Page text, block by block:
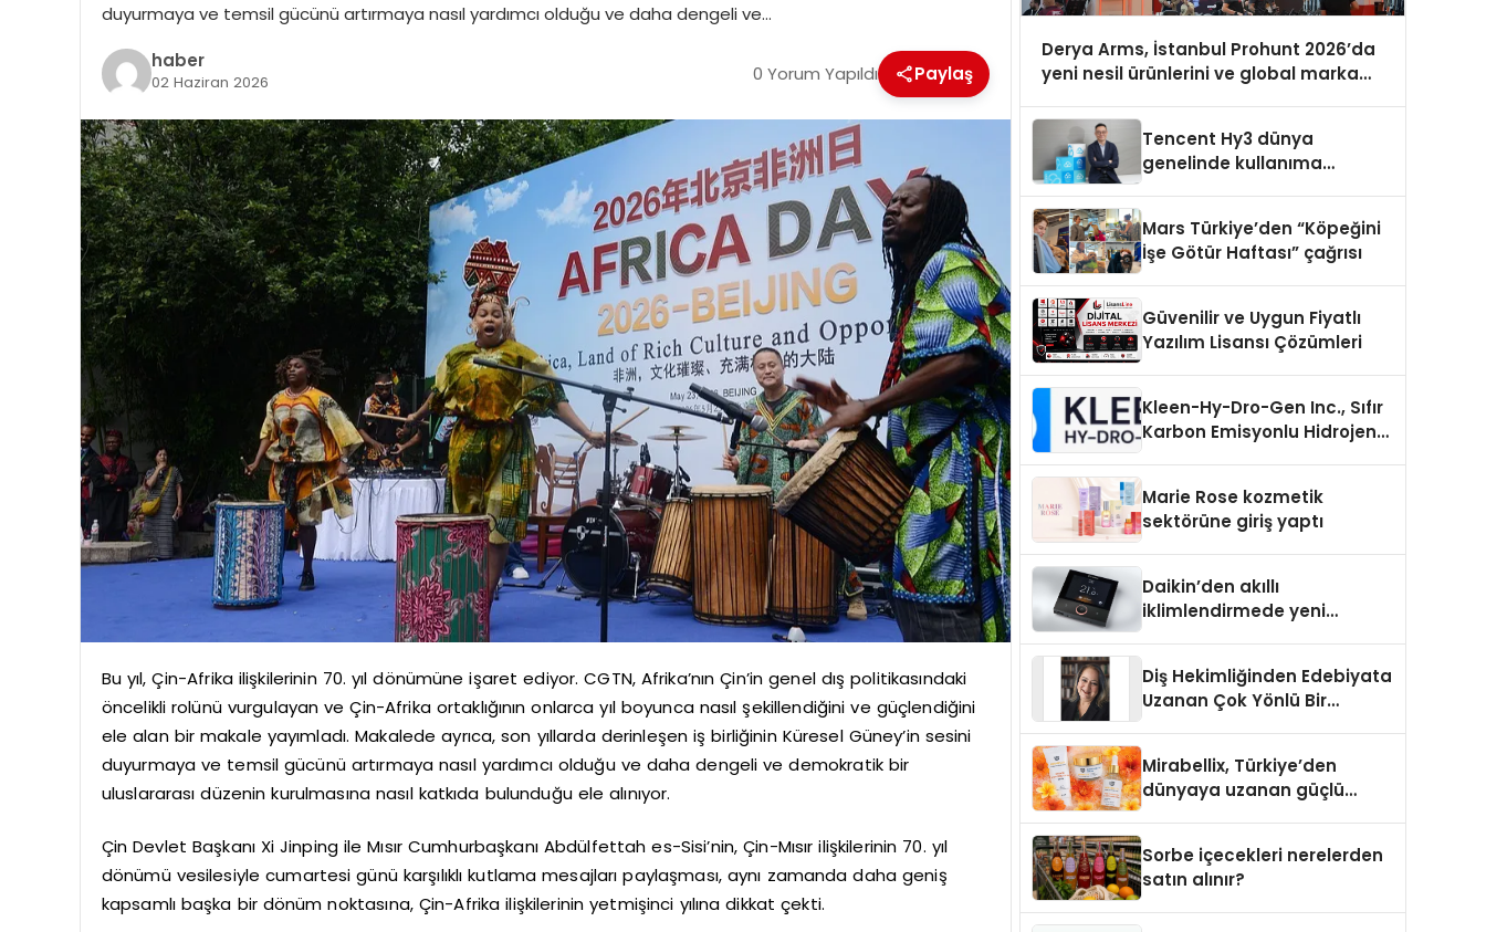
duyurmaya ve temsil gücünü artırmaya nasıl yardımcı olduğu ve daha dengeli ve…
haber
02 Haziran 2026 0 Yorum Yapıldı Paylaş
Bu yıl, Çin-Afrika ilişkilerinin 70. yıl dönümüne işaret ediyor. CGTN, Afrika’nın Çin’in genel dış politikasındaki
öncelikli rolünü vurgulayan ve Çin-Afrika ortaklığının onlarca yıl boyunca nasıl şekillendiğini ve güçlendiğini
ele alan bir makale yayımladı. Makalede ayrıca, son yıllarda derinleşen iş birliğinin Küresel Güney’in sesini
duyurmaya ve temsil gücünü artırmaya nasıl yardımcı olduğu ve daha dengeli ve demokratik bir
uluslararası düzenin kurulmasına nasıl katkıda bulunduğu ele alınıyor.
Çin Devlet Başkanı Xi Jinping ile Mısır Cumhurbaşkanı Abdülfettah es-Sisi’nin, Çin-Mısır ilişkilerinin 70. yıl
dönümü vesilesiyle cumartesi günü karşılıklı kutlama mesajları paylaşması, aynı zamanda daha geniş
kapsamlı başka bir dönüm noktasına, Çin-Afrika ilişkilerinin yetmişinci yılına dikkat çekti.
Derya Arms, İstanbul Prohunt 2026’da
yeni nesil ürünlerini ve global marka
Tencent Hy3 dünya
genelinde kullanıma
Mars Türkiye’den “Köpeğini
İşe Götür Haftası” çağrısı
Güvenilir ve Uygun Fiyatlı
Yazılım Lisansı Çözümleri
Kleen-Hy-Dro-Gen Inc., Sıfır
Karbon Emisyonlu Hidrojen
Aldı
Marie Rose kozmetik
sektörüne giriş yaptı
Daikin’den akıllı
iklimlendirmede yeni
Diş Hekimliğinden Edebiyata
Uzanan Çok Yönlü Bir
Mirabellix, Türkiye’den
dünyaya uzanan güçlü
Sorbe içecekleri nerelerden
satın alınır?